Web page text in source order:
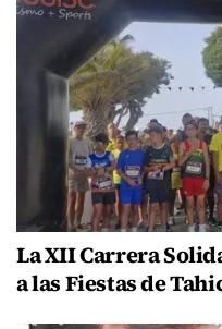
La XII Carrera
a las Fiestas de